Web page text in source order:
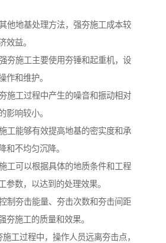
他地基处理方法，强夯施工成本较
效益。
夯施工主要使用夯锤和起重机，设
作和维护。
施工过程中产生的噪音和振动相对
影响较小。
工能够有效提高地基的密实度和承
和不均匀沉降。
工可以根据具体的地质条件和工程
参数，以达到的处理效果。
制夯击能量、夯击次数和夯击间距
夯施工的质量和效果。
工过程中，操作人员远离夯击点，